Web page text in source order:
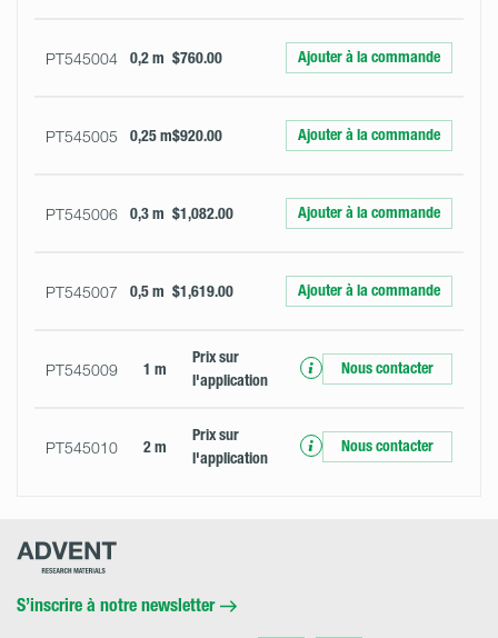
PT545004 0,2 m $760.00 Ajouter à la commande
PT545005 0,25 m$920.00 Ajouter à la commande
PT545006 0,3 m $1,082.00 Ajouter à la commande
PT545007 0,5 m $1,619.00 Ajouter à la commande
PT545009 1 m
Prix ​​sur
l'application
Nous contacter
PT545010 2 m
Prix ​​sur
l'application
Nous contacter
Advent
S’inscrire à notre newsletter